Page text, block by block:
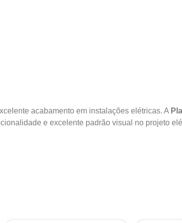
acabamento em instalações elétricas. A
e excelente padrão visual no projeto